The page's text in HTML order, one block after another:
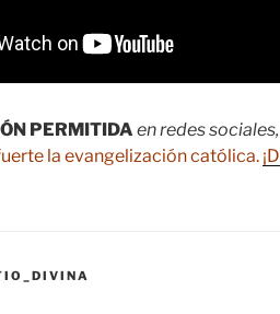
PERMITIDA en redes
la evangelización católica.